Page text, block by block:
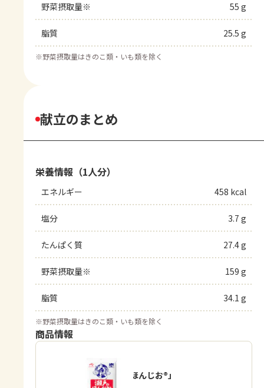
野菜摂取量※ 55 g
脂質 25.5 g
※野菜摂取量はきのこ類・いも類を除く
献立のまとめ
栄養情報（1人分）
エネルギー 458 kcal
塩分 3.7 g
たんぱく質 27.4 g
野菜摂取量※ 159 g
脂質 34.1 g
※野菜摂取量はきのこ類・いも類を除く
商品情報
「瀬戸のほんじお®」